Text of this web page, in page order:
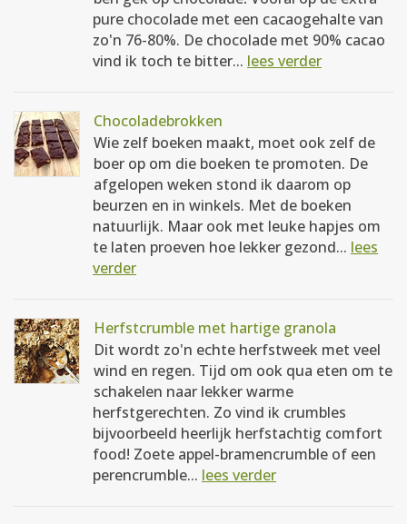
pure chocolade met een cacaogehalte van
zo'n 76-80%. De chocolade met 90% cacao
vind ik toch te bitter... lees verder
Chocoladebrokken
Wie zelf boeken maakt, moet ook zelf de
boer op om die boeken te promoten. De
afgelopen weken stond ik daarom op
beurzen en in winkels. Met de boeken
natuurlijk. Maar ook met leuke hapjes om
te laten proeven hoe lekker gezond... lees
verder
Herfstcrumble met hartige granola
Dit wordt zo'n echte herfstweek met veel
wind en regen. Tijd om ook qua eten om te
schakelen naar lekker warme
herfstgerechten. Zo vind ik crumbles
bijvoorbeeld heerlijk herfstachtig comfort
food! Zoete appel-bramencrumble of een
perencrumble... lees verder